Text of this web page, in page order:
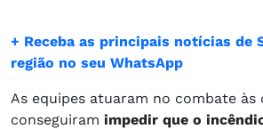
+ Receba as principais notícias de
região no seu WhatsApp
As equipes atuaram no combate às
conseguiram impedir que o